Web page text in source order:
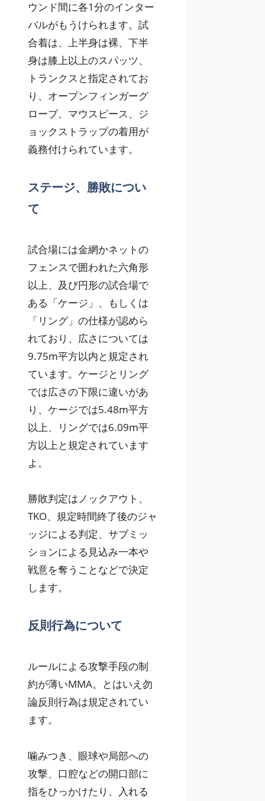
ウンド間に各1分のインター
バルがもうけられます。試
合着は、上半身は裸、下半
身は膝上以上のスパッツ、
トランクスと指定されてお
り、オープンフィンガーグ
ローブ、マウスピース、ジ
ョックストラップの着用が
義務付けられています。
ステージ、勝敗につい
て
試合場には金網かネットの
フェンスで囲われた六角形
以上、及び円形の試合場で
ある「ケージ」、もしくは
「リング」の仕様が認めら
れており、広さについては
9.75m平方以内と規定され
ています。ケージとリング
では広さの下限に違いがあ
り、ケージでは5.48m平方
以上、リングでは6.09m平
方以上と規定されています
よ。
勝敗判定はノックアウト、
TKO、規定時間終了後のジャ
ッジによる判定、サブミッ
ションによる見込み一本や
戦意を奪うことなどで決定
します。
反則行為について
ルールによる攻撃手段の制
約が薄いMMA。とはいえ勿
論反則行為は規定されてい
ます。
噛みつき、眼球や局部への
攻撃、口腔などの開口部に
指をひっかけたり、入れる